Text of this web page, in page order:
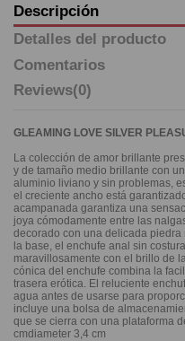
Descripción
Detalles del producto
Comentarios
Reviews(0)
GLEAMING LOVE SILVER
La colección de amor brillante
y de tamaño medio brillante con
aluminio liviano y sin problemas,
el creciente ancho está
acampanada garantiza una
joya cómodamente entre las
decorado con una delicada
la base, el enchufe anal sin
maravillosamente con el brillo de
cónica del enchufe combina la
trasera erótica. El reluciente
agua antes de usarse para
incluye una bolsa de
que se cierra con una plataforma
cmdiameter 3,4 cm